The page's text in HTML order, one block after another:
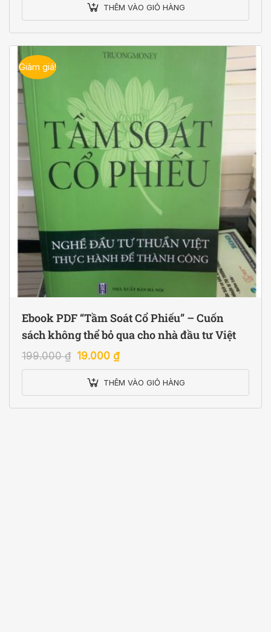
THÊM VÀO GIỎ HÀNG
Giảm giá!
Ebook PDF “Tầm Soát Cổ Phiếu” – Cuốn
sách không thể bỏ qua cho nhà đầu tư Việt
199.000₫ 19.000 ₫
THÊM VÀO GIỎ HÀNG